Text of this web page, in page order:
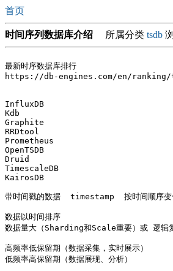
首页
时间序列数据库介绍 所属分类 tsdb
最新时序数据库排行
https://db-engines.com/en/ranking/
InfluxDB
Kdb
Graphite
RRDtool
Prometheus
OpenTSDB
Druid
TimescaleDB
KairosDB
带时间戳的数据  timestamp  按时间顺序变
数据以时间排序
数据量大（Sharding和Scale重要）或 逻辑
高频率低保留期（数据采集，实时展示）
低频率高保留期（数据展现、分析）